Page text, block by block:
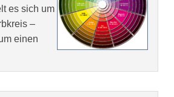
es sich um
–
einen